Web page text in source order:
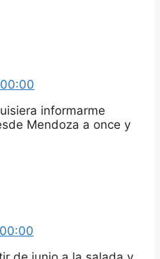
informarme
Mendoza a once y